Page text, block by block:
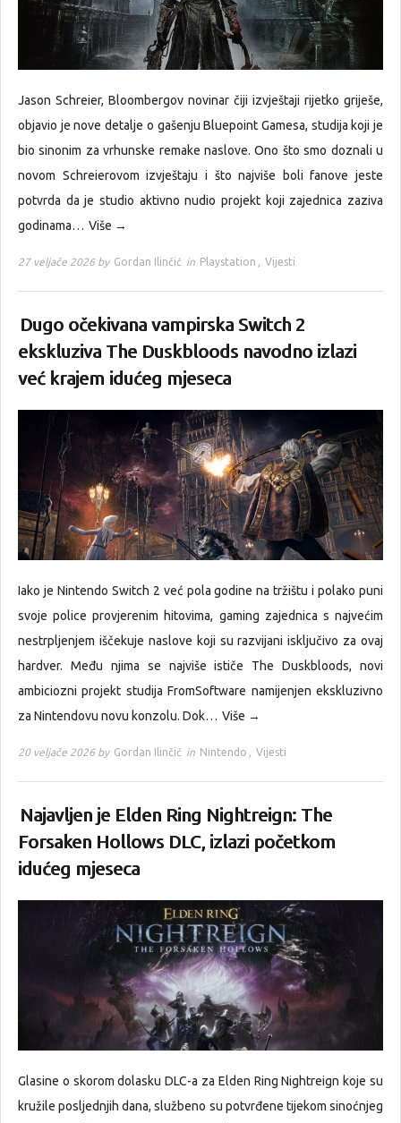
Jason Schreier, Bloombergov novinar čiji izvještaji rijetko griješe,
objavio je nove detalje o gašenju Bluepoint Gamesa, studija koji je
bio sinonim za vrhunske remake naslove. Ono što smo doznali u
novom Schreierovom izvještaju i što najviše boli fanove jeste
potvrda da je studio aktivno nudio projekt koji zajednica zaziva
godinama… Više →
27 veljače 2026 by Gordan Ilinčić in Playstation , Vijesti
Dugo očekivana vampirska Switch 2
ekskluziva The Duskbloods navodno izlazi
već krajem idućeg mjeseca
Iako je Nintendo Switch 2 već pola godine na tržištu i polako puni
svoje police provjerenim hitovima, gaming zajednica s najvećim
nestrpljenjem iščekuje naslove koji su razvijani isključivo za ovaj
hardver. Među njima se najviše ističe The Duskbloods, novi
ambiciozni projekt studija FromSoftware namijenjen ekskluzivno
za Nintendovu novu konzolu. Dok… Više →
20 veljače 2026 by Gordan Ilinčić in Nintendo , Vijesti
Najavljen je Elden Ring Nightreign: The
Forsaken Hollows DLC, izlazi početkom
idućeg mjeseca
Glasine o skorom dolasku DLC-a za Elden Ring Nightreign koje su
kružile posljednjih dana, službeno su potvrđene tijekom sinoćnjeg